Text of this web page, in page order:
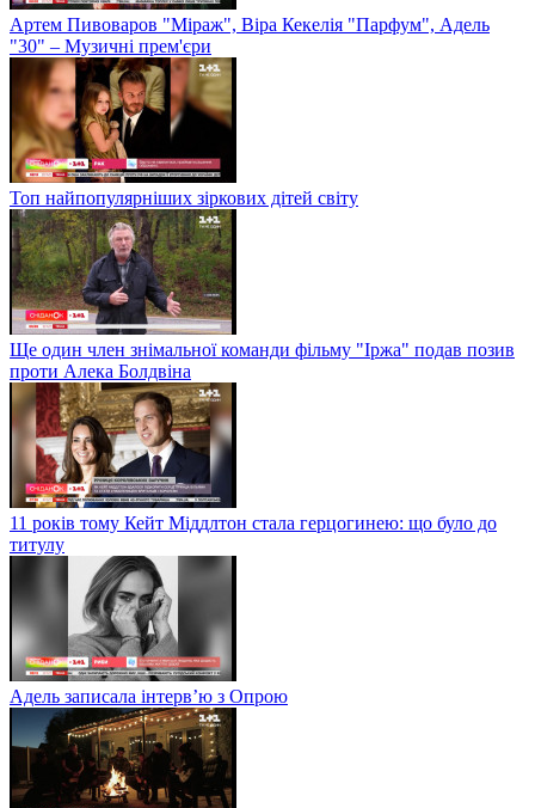
Артем Пивоваров "Міраж", Віра Кекелія "Парфум", Адель
"30" – Музичні прем'єри
Топ найпопулярніших зіркових дітей світу
Ще один член знімальної команди фільму "Іржа" подав позив
проти Алека Болдвіна
11 років тому Кейт Міддлтон стала герцогинею: що було до
титулу
Адель записала інтерв’ю з Опрою